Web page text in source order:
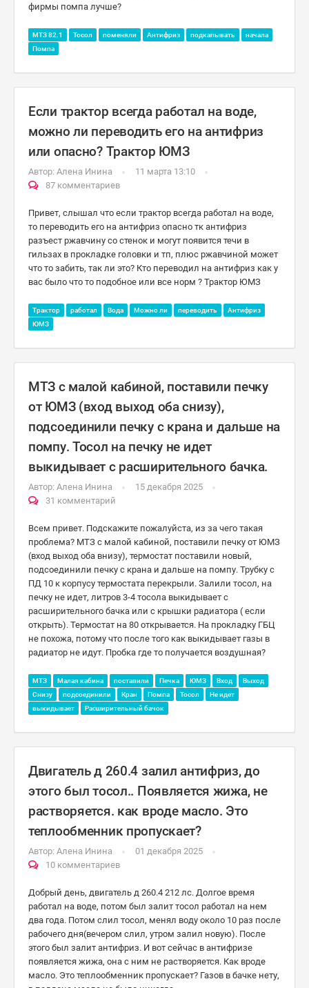
фирмы помпа лучше?
МТЗ 82.1 Тосол поменяли Антифриз подкапывать
начала
Помпа
Если трактор всегда работал на воде,
можно ли переводить его на антифриз
или опасно? Трактор ЮМЗ
Автор: Алена Инина
11 марта 13:10
87 комментариев
Привет, слышал что если трактор всегда работал на воде,
то переводить его на антифриз опасно тк антифриз
разъест ржавчину со стенок и могут появится течи в
гильзах в прокладке головки и тп, плюс ржавчиной может
что то забить, так ли это? Кто переводил на антифриз как у
вас было что то подобное или все норм ? Трактор ЮМЗ
Трактор работал Вода Можно ли переводить
Антифриз
ЮМЗ
МТЗ с малой кабиной, поставили печку
от ЮМЗ (вход выход оба снизу),
подсоединили печку с крана и дальше на
помпу. Тосол на печку не идет
выкидывает с расширительного бачка.
Автор: Алена Инина
15 декабря 2025
31 комментарий
Всем привет. Подскажите пожалуйста, из за чего такая
проблема? МТЗ с малой кабиной, поставили печку от ЮМЗ
(вход выход оба внизу), термостат поставили новый,
подсоединили печку с крана и дальше на помпу. Трубку с
ПД 10 к корпусу термостата перекрыли. Залили тосол, на
печку не идет, литров 3-4 тосола выкидывает с
расширительного бачка или с крышки радиатора ( если
открыть). Термостат на 80 открывается. На прокладку ГБЦ
не похожа, потому что после того как выкидывает газы в
радиатор не идут. Пробка где то получается воздушная?
МТЗ Малая кабина поставили Печка ЮМЗ Вход
Выход
Снизу
подсоединили Кран Помпа Тосол
Не идет
выкидывает
Расширительный бачок
Двигатель д 260.4 залил антифриз, до
этого был тосол.. Появляется жижа, не
растворяется. как вроде масло. Это
теплообменник пропускает?
Автор: Алена Инина
01 декабря 2025
10 комментариев
Добрый день, двигатель д 260.4 212 лс. Долгое время
работал на воде, потом был залит тосол работал на нем
два года. Потом слил тосол, менял воду около 10 раз после
рабочего дня(вечером слил, утром залил новую). После
этого был залит антифриз. И вот сейчас в антифризе
появляется жижа, она с ним не растворяется. Как вроде
масло. Это теплообменник пропускает? Газов в бачке нету,